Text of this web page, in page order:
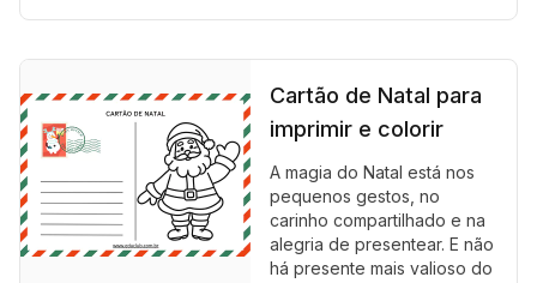
Cartão de Natal para
imprimir e colorir
A magia do Natal está nos
pequenos gestos, no
carinho compartilhado e na
alegria de presentear. E não
há presente mais valioso do